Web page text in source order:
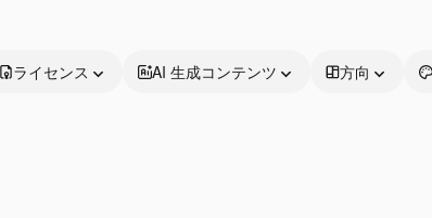
ライセンス AI 生成コンテンツ 方向